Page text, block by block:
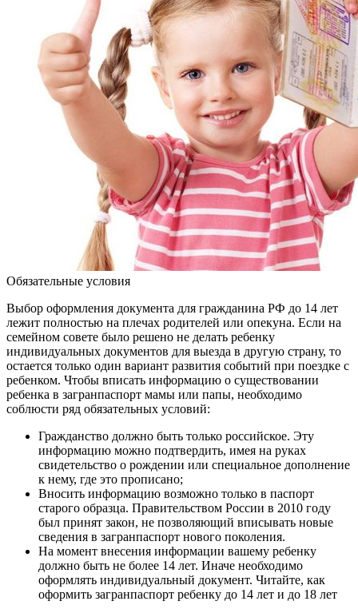
Обязательные условия
Выбор оформления документа для гражданина РФ до 14 лет
лежит полностью на плечах родителей или опекуна. Если на
семейном совете было решено не делать ребенку
индивидуальных документов для выезда в другую страну, то
остается только один вариант развития событий при поездке с
ребенком. Чтобы вписать информацию о существовании
ребенка в загранпаспорт мамы или папы, необходимо
соблюсти ряд обязательных условий:
Гражданство должно быть только российское. Эту
информацию можно подтвердить, имея на руках
свидетельство о рождении или специальное дополнение
к нему, где это прописано;
Вносить информацию возможно только в паспорт
старого образца. Правительством России в 2010 году
был принят закон, не позволяющий вписывать новые
сведения в загранпаспорт нового поколения.
На момент внесения информации вашему ребенку
должно быть не более 14 лет. Иначе необходимо
оформлять индивидуальный документ. Читайте, как
оформить загранпаспорт ребенку до 14 лет и до 18 лет